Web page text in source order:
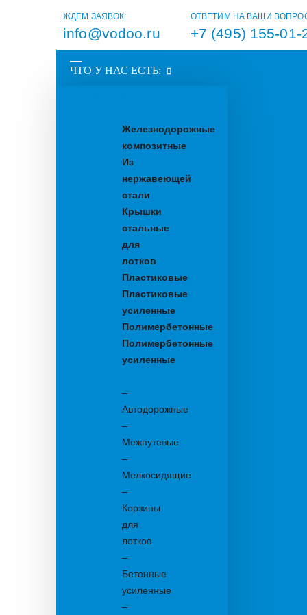
ЖДЕМ ЗАЯВОК:
info@vodoo.ru
ОТВЕТИМ НА ВАШИ
+7 (495) 155-01-
ЧТО У НАС ЕСТЬ:
Железнодорожные
композитные
Из
нержавеющей
стали
Крышки
стальные
для
лотков
Пластиковые
Пластиковые
усиленные
Полимербетонные
Полимербетонные
усиленные
–
Автодорожные
–
Межпутевые
–
Мелкосидящие
–
Корзины
для
лотков
–
Бетонные
усиленные
–